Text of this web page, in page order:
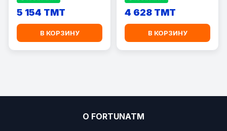
5 154 TMT
В КОРЗИНУ
Сканер/Копир), A4,
USB
4 628 TMT
В КОРЗИНУ
О FORTUNATM